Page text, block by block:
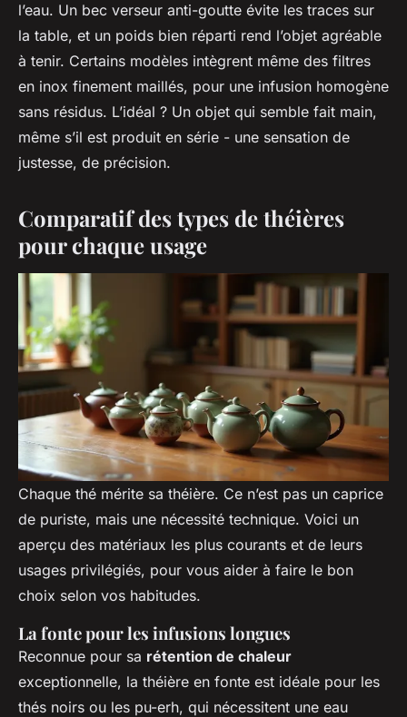
l’eau. Un bec verseur anti-goutte évite les traces sur
la table, et un poids bien réparti rend l’objet agréable
à tenir. Certains modèles intègrent même des filtres
en inox finement maillés, pour une infusion homogène
sans résidus. L’idéal ? Un objet qui semble fait main,
même s’il est produit en série - une sensation de
justesse, de précision.
Comparatif des types de théières
pour chaque usage
Chaque thé mérite sa théière. Ce n’est pas un caprice
de puriste, mais une nécessité technique. Voici un
aperçu des matériaux les plus courants et de leurs
usages privilégiés, pour vous aider à faire le bon
choix selon vos habitudes.
La fonte pour les infusions longues
Reconnue pour sa rétention de chaleur
exceptionnelle, la théière en fonte est idéale pour les
thés noirs ou les pu-erh, qui nécessitent une eau